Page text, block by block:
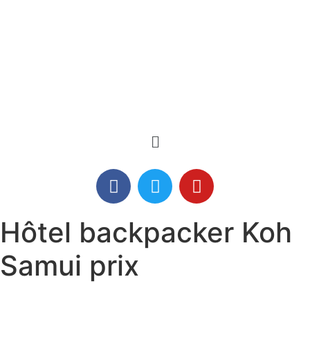
Hôtel backpacker Koh
Samui prix